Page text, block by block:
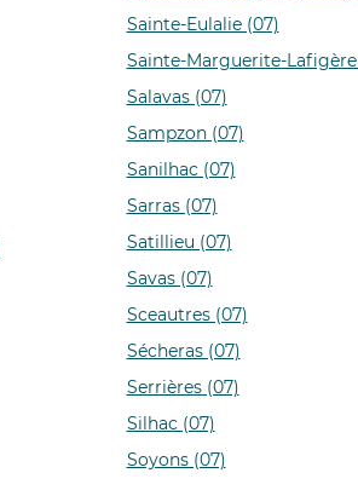
Sainte-Eulalie (07)
Sainte-Marguerite-Lafigère
Salavas (07)
Sampzon (07)
Sanilhac (07)
Sarras (07)
Satillieu (07)
Savas (07)
Sceautres (07)
Sécheras (07)
Serrières (07)
Silhac (07)
Soyons (07)